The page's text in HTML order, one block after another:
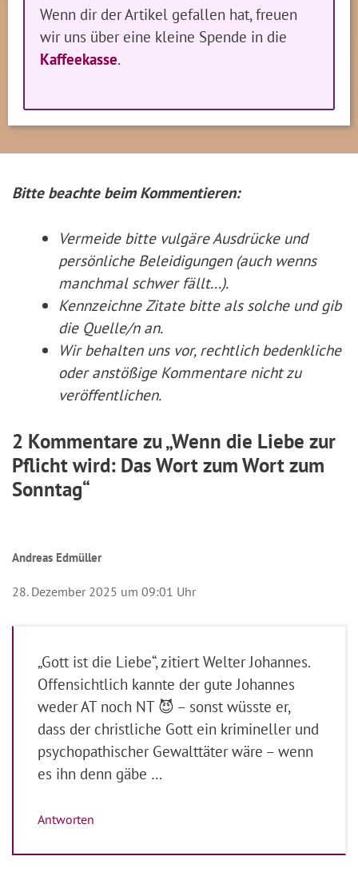
Wenn dir der Artikel gefallen hat, freuen
wir uns über eine kleine Spende in die
Kaffeekasse.
Bitte beachte beim Kommentieren:
Vermeide bitte vulgäre Ausdrücke und
persönliche Beleidigungen (auch wenns
manchmal schwer fällt...).
Kennzeichne Zitate bitte als solche und gib
die Quelle/n an.
Wir behalten uns vor, rechtlich bedenkliche
oder anstößige Kommentare nicht zu
veröffentlichen.
2 Kommentare zu „Wenn die Liebe zur
Pflicht wird: Das Wort zum Wort zum
Sonntag“
Andreas Edmüller
28. Dezember 2025 um 09:01 Uhr
„Gott ist die Liebe“, zitiert Welter Johannes.
Offensichtlich kannte der gute Johannes
weder AT noch NT 😈 – sonst wüsste er,
dass der christliche Gott ein krimineller und
psychopathischer Gewalttäter wäre – wenn
es ihn denn gäbe …
Antworten